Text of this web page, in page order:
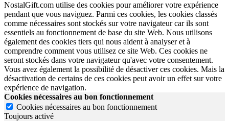
NostalGift.com utilise des cookies pour améliorer votre expérience
pendant que vous naviguez. Parmi ces cookies, les cookies classés
comme nécessaires sont stockés sur votre navigateur car ils sont
essentiels au fonctionnement de base du site Web. Nous utilisons
également des cookies tiers qui nous aident à analyser et à
comprendre comment vous utilisez ce site Web. Ces cookies ne
seront stockés dans votre navigateur qu'avec votre consentement.
Vous avez également la possibilité de désactiver ces cookies. Mais la
désactivation de certains de ces cookies peut avoir un effet sur votre
expérience de navigation.
Cookies nécessaires au bon fonctionnement
Cookies nécessaires au bon fonctionnement
Toujours activé